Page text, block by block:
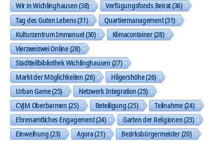
Wir in Wichlinghausen(38) Verfügungsfonds Beirat(36)
Tag des Guten Lebens(31) Quartiermanagement(31)
Kulturzentrum Immanuel(30) Klimacontainer(28)
Vierzweizwei Online(28)
Stadtteilbibliothek Wichlinghausen(27)
Markt der Möglichkeiten(26) Hilgershöhe(26)
Urban Game(25) Netzwerk Integration(25)
CVJM Oberbarmen(25) Beteiligung(25) Teilnahme(24)
Ehrenamtliches Engagement(24) Garten der Religionen(23)
Einweihung(23) Agora(21) Bezirksbürgermeister(20)